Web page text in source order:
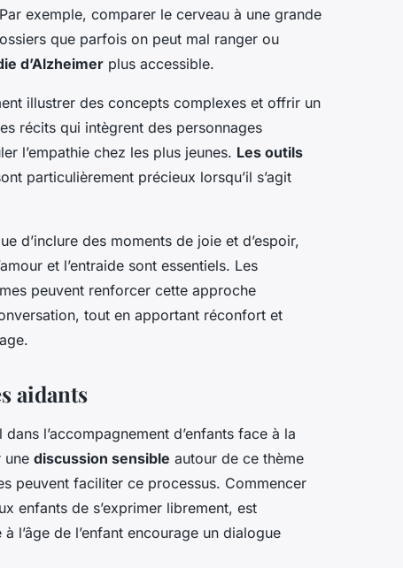
exemple, comparer le cerveau à une grande
que parfois on peut mal ranger ou
d’Alzheimer plus accessible.
illustrer des concepts complexes et offrir un
récits qui intègrent des personnages
l’empathie chez les plus jeunes. Les outils
particulièrement précieux lorsqu’il s’agit
d’inclure des moments de joie et d’espoir,
et l’entraide sont essentiels. Les
peuvent renforcer cette approche
tout en apportant réconfort et
aidants
l’accompagnement d’enfants face à la
une discussion sensible autour de ce thème
peuvent faciliter ce processus. Commencer
enfants de s’exprimer librement, est
l’âge de l’enfant encourage un dialogue